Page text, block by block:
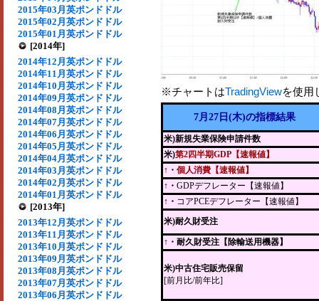
2015年03月英ポンドドル
2015年02月英ポンドドル
2015年01月英ポンドドル
[2014年]
2014年12月英ポンドドル
2014年11月英ポンドドル
2014年10月英ポンドドル
2014年09月英ポンドドル
2014年08月英ポンドドル
2014年07月英ポンドドル
2014年06月英ポンドドル
2014年05月英ポンドドル
2014年04月英ポンドドル
2014年03月英ポンドドル
2014年02月英ポンドドル
2014年01月英ポンドドル
[2013年]
2013年12月英ポンドドル
2013年11月英ポンドドル
2013年10月英ポンドドル
2013年09月英ポンドドル
2013年08月英ポンドドル
2013年07月英ポンドドル
2013年06月英ポンドドル
※チャートはTradingViewを使用
7月27日(木)の指標結果
米)新規失業保険申請件数
米)第2四半期GDP【速報値】
↑・ 個人消費【速報値】
↑・ GDPデフレーター【速報値】
↑・ コアPCEデフレーター【速報値】
米)耐久財受注
↑ ・耐久財受注【除輸送用機器】
米)中古住宅販売保留
[前月比/前年比]